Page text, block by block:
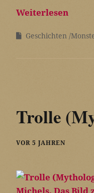
Weiterlesen
Geschichten
Trolle
VOR 5 JAHREN